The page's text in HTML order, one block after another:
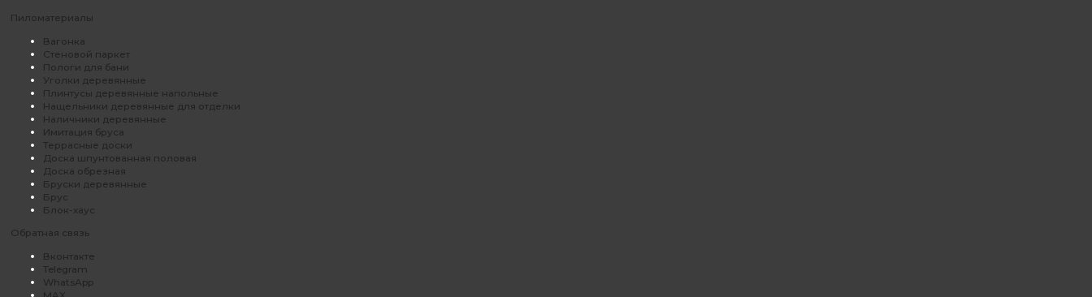
Пиломатериалы
Вагонка
Стеновой паркет
Пологи для бани
Уголки деревянные
Плинтусы деревянные напольные
Нащельники деревянные для отделки
Наличники деревянные
Имитация бруса
Террасные доски
Доска шпунтованная половая
Доска обрезная
Бруски деревянные
Брус
Блок-хаус
Обратная связь
Вконтакте
Telegram
WhatsApp